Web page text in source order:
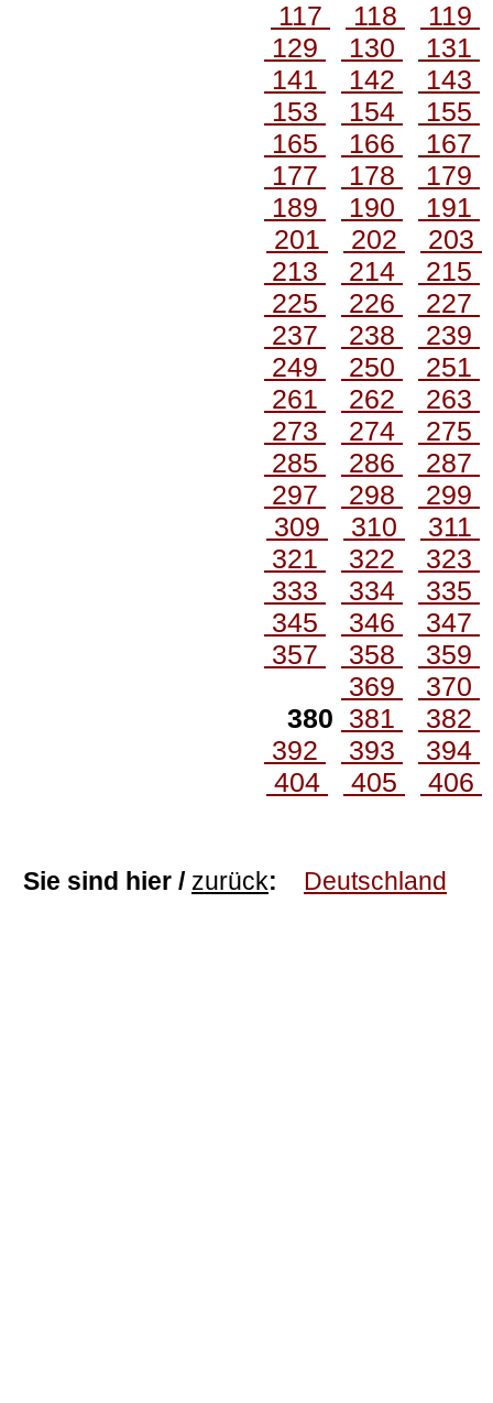
117
118
119
129
130
131
141
142
143
153
154
155
165
166
167
177
178
179
189
190
191
201
202
203
213
214
215
225
226
227
237
238
239
249
250
251
261
262
263
273
274
275
285
286
287
297
298
299
309
310
311
321
322
323
333
334
335
345
346
347
357
358
359
369
370
380 381
382
392
393
394
404
405 406
Sie sind hier / zurück: Deutschland